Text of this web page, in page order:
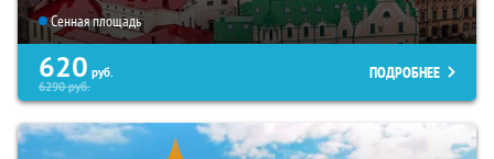
Сенная площадь
620 руб.
6290руб.
ПОДРОБНЕЕ